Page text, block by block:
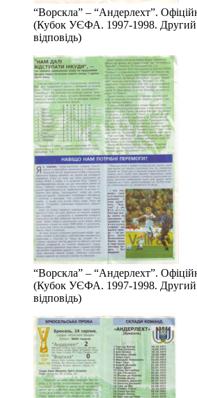
“Ворскла” – “Андерлехт”.
(Кубок УЄФА. 1997-1998.
відповідь)
“Ворскла” – “Андерлехт”.
(Кубок УЄФА. 1997-1998.
відповідь)